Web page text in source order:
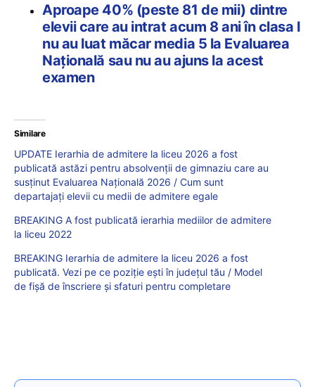
Aproape 40% (peste 81 de mii) dintre
elevii care au intrat acum 8 ani în clasa I
nu au luat măcar media 5 la Evaluarea
Naţională sau nu au ajuns la acest
examen
Similare
UPDATE Ierarhia de admitere la liceu 2026 a fost
publicată astăzi pentru absolvenții de gimnaziu care au
susținut Evaluarea Națională 2026 / Cum sunt
departajați elevii cu medii de admitere egale
BREAKING A fost publicată ierarhia mediilor de admitere
la liceu 2022
BREAKING Ierarhia de admitere la liceu 2026 a fost
publicată. Vezi pe ce poziție ești în județul tău / Model
de fișă de înscriere și sfaturi pentru completare